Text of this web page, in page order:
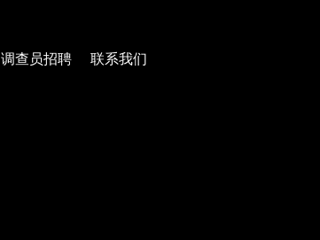
调查员招聘 联系我们